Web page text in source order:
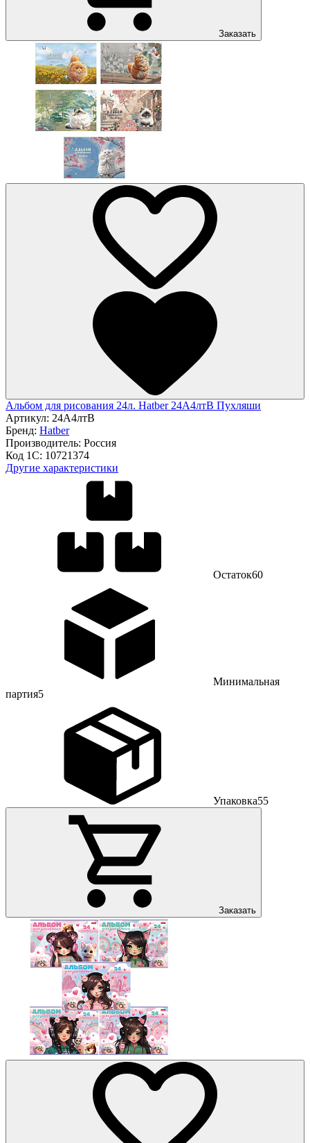
Заказать
Альбом для рисования 24л. Hatber 24А4лтВ Пухляши
Артикул: 24А4лтВ
Бренд: Hatber
Производитель: Россия
Код 1С: 10721374
Другие характеристики
Остаток60
Минимальная
партия5
Упаковка55
Заказать